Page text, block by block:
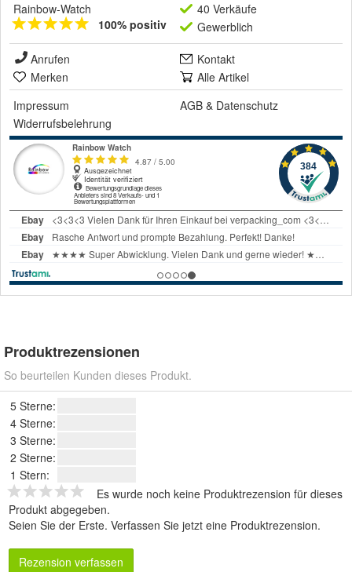
Rainbow-Watch
100% positiv
40 Verkäufe
Gewerblich
Anrufen
Kontakt
Merken
Alle Artikel
Impressum
AGB & Datenschutz
Widerrufsbelehrung
Produktrezensionen
So beurteilen Kunden dieses Produkt.
5 Sterne:
4 Sterne:
3 Sterne:
2 Sterne:
1 Stern:
Es wurde noch keine Produktrezension für dieses
Produkt abgegeben.
Seien Sie der Erste. Verfassen Sie jetzt eine Produktrezension.
Rezension verfassen